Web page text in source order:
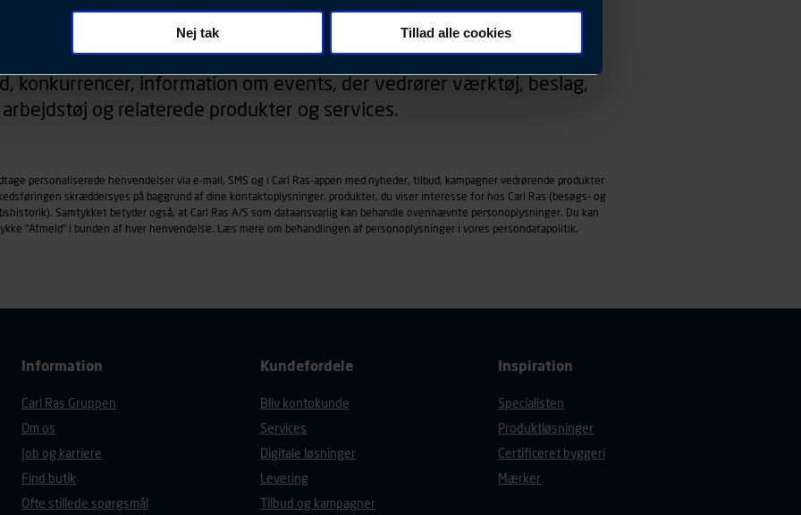
hvad der klikkes på, sider/indhold der besøges, browsertype, søgeord, IP-adresse,
(computer, smartphone mv.) samt de features, der anvendes.
sig på. Til dette formål behandles der personoplysninger om dit foretrukne sprog, og den
af vores platforme (hjemmeside og app), herunder færden på siderne, tidspunkt, hvad der
browsertype, søgeord, IP-adresse, informationer om enhedstype (computer,
der anvendes.
Nej tak Tillad alle cookies
Nyhedsbrev
konkurrencer, information om events, der vedrører værktøj, beslag,
arbejdstøj og relaterede produkter og services.
personaliserede henvendelser via e-mail, SMS og i Carl Ras-appen med nyheder, tilbud, kampagner vedrørende produkter
skræddersyes på baggrund af dine kontaktoplysninger, produkter, du viser interesse for hos Carl Ras (besøgs- og
Samtykket betyder også, at Carl Ras A/S som dataansvarlig kan behandle ovennævnte personoplysninger. Du kan
"Afmeld" i bunden af hver henvendelse. Læs mere om behandlingen af personoplysninger i vores persondatapolitik.
Information
Carl Ras Gruppen
Om os
Job og karriere
Find butik
Ofte stillede spørgsmål
Kundefordele
Bliv kontokunde
Services
Digitale løsninger
Levering
Tilbud og kampagner
Inspiration
Specialisten
Produktløsninger
Certificeret byggeri
Mærker